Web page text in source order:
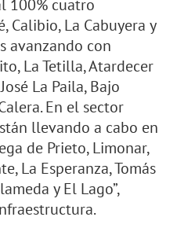
100% cuatro
Calibio, La Cabuyera y
avanzando con
La Tetilla, Atardecer
La Paila, Bajo
En el sector
llevando a cabo en
de Prieto, Limonar,
La Esperanza, Tomás
y El Lago”,